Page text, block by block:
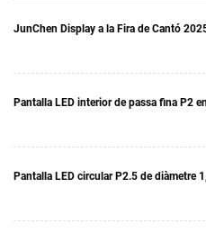
JunChen Display a la Fira de Cantó
Pantalla LED interior de passa fina P2
Pantalla LED circular P2.5 de diàmetre